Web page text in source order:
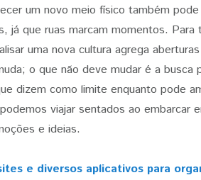
um novo meio físico também
já que ruas marcam momentos.
uma nova cultura agrega
o que não deve mudar é a
dizem como limite enquanto pode
viajar sentados ao embarcar
e ideias.
e diversos aplicativos para